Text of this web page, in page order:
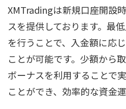
XMTradingは新規口座開設
スを提供しております。最
を行うことで、入金額に応
ことが可能です。少額から
ボーナスを利用することで
ことができ、効率的な資金